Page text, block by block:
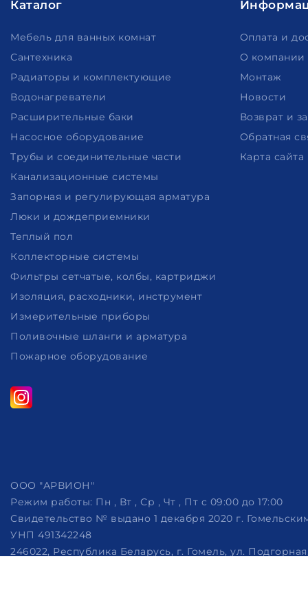
Каталог
Мебель для ванных комнат
Сантехника
Радиаторы и комплектующие
Водонагреватели
Расширительные баки
Насосное оборудование
Трубы и соединительные части
Канализационные системы
Запорная и регулирующая арматура
Люки и дождеприемники
Теплый пол
Коллекторные системы
Фильтры сетчатые, колбы, картриджи
Изоляция, расходники, инструмент
Измерительные приборы
Поливочные шланги и арматура
Пожарное оборудование
Оплата и
О компании
Монтаж
Новости
Возврат и
Обратная
Карта сайта
ООО "АРВИОН"
Режим работы: Пн , Вт , Ср , Чт , Пт c 09:00 до 17:00
Свидетельство № выдано 1 декабря 2020 г.
УНП 491342248
246022, Республика Беларусь, г. Гомель, ул.